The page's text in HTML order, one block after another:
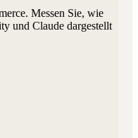
Messen Sie, wie
und Claude dargestellt